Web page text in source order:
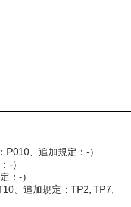
、追加規定：-）
-）
：-）
、追加規定：TP2, TP7,